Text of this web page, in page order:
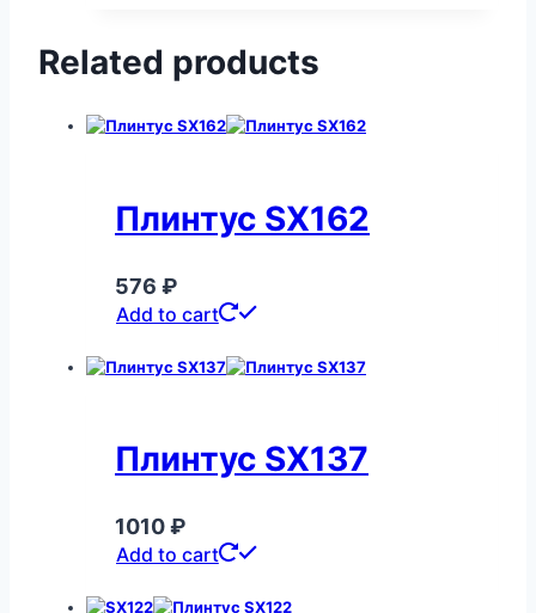
Related products
Плинтус SX162
576 ₽
Add to cart
Плинтус SX137
1010₽
Add to cart